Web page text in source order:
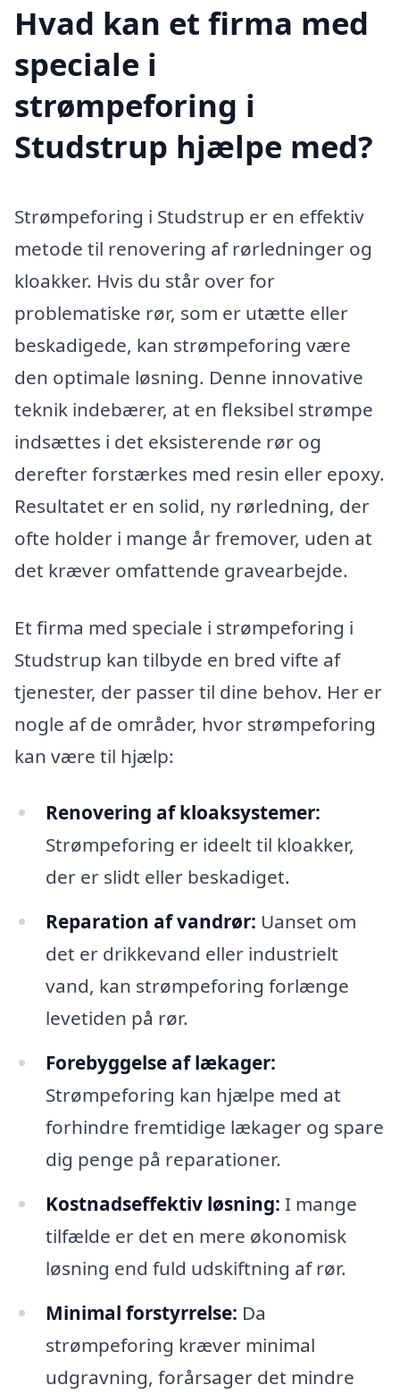
Hvad kan et firma med
speciale i
strømpeforing i
Studstrup hjælpe med?
Strømpeforing i Studstrup er en effektiv
metode til renovering af rørledninger og
kloakker. Hvis du står over for
problematiske rør, som er utætte eller
beskadigede, kan strømpeforing være
den optimale løsning. Denne innovative
teknik indebærer, at en fleksibel strømpe
indsættes i det eksisterende rør og
derefter forstærkes med resin eller epoxy.
Resultatet er en solid, ny rørledning, der
ofte holder i mange år fremover, uden at
det kræver omfattende gravearbejde.
Et firma med speciale i strømpeforing i
Studstrup kan tilbyde en bred vifte af
tjenester, der passer til dine behov. Her er
nogle af de områder, hvor strømpeforing
kan være til hjælp:
Renovering af kloaksystemer:
Strømpeforing er ideelt til kloakker,
der er slidt eller beskadiget.
Reparation af vandrør: Uanset om
det er drikkevand eller industrielt
vand, kan strømpeforing forlænge
levetiden på rør.
Forebyggelse af lækager:
Strømpeforing kan hjælpe med at
forhindre fremtidige lækager og spare
dig penge på reparationer.
Kostnadseffektiv løsning: I mange
tilfælde er det en mere økonomisk
løsning end fuld udskiftning af rør.
Minimal forstyrrelse: Da
strømpeforing kræver minimal
udgravning, forårsager det mindre